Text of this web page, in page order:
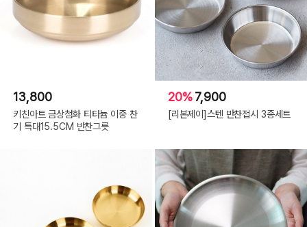
13,800
키친아트 금상첨화 티타늄 이중 찬
기 특대15.5CM 반찬그릇
20%7,900
[리본제이]스텐 반찬접시 3종세트